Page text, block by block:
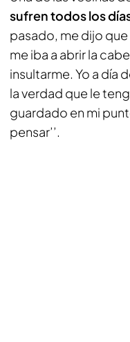
sufren todos los
pasado, me dijo
me iba a abrir la
insultarme. Yo a día
la verdad que le
guardado en mi
pensar’’.